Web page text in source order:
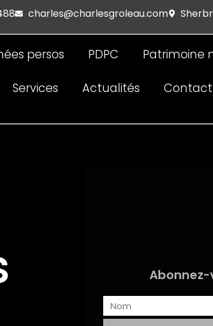
charles@charlesgroleau.com
persos PDPC Patrimoine
Services Actualités Contact